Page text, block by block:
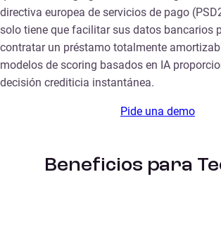
directiva europea de servicios de pago
solo tiene que facilitar sus datos bancarios
contratar un préstamo totalmente
modelos de scoring basados en IA
decisión crediticia instantánea.
Pide una demo
Beneficios para